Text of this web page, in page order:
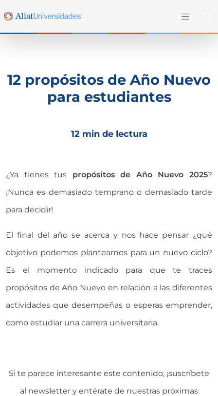
12 propósitos de Año Nuevo
para estudiantes
12 min de lectura
¿Ya tienes tus propósitos de Año Nuevo 2025?
¡Nunca es demasiado temprano o demasiado tarde
para decidir!
El final del año se acerca y nos hace pensar ¿qué
objetivo podemos plantearnos para un nuevo ciclo?
Es el momento indicado para que te traces
propósitos de Año Nuevo en relación a las diferentes
actividades que desempeñas o esperas emprender,
como estudiar una carrera universitaria.
Si te parece interesante este contenido, ¡suscríbete
al newsletter y entérate de nuestras próximas